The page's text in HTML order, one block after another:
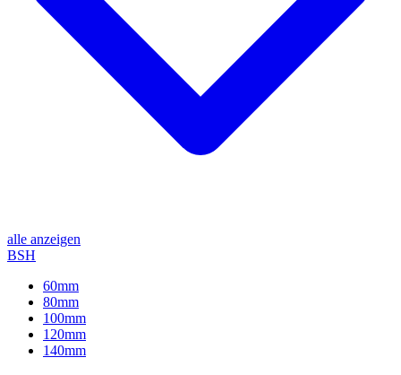
alle anzeigen
BSH
60mm
80mm
100mm
120mm
140mm